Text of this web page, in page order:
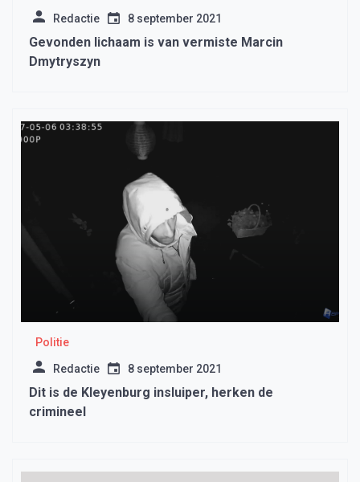
Redactie 8 september 2021
Gevonden lichaam is van vermiste Marcin
Dmytryszyn
Politie
Redactie 8 september 2021
Dit is de Kleyenburg insluiper, herken de
crimineel